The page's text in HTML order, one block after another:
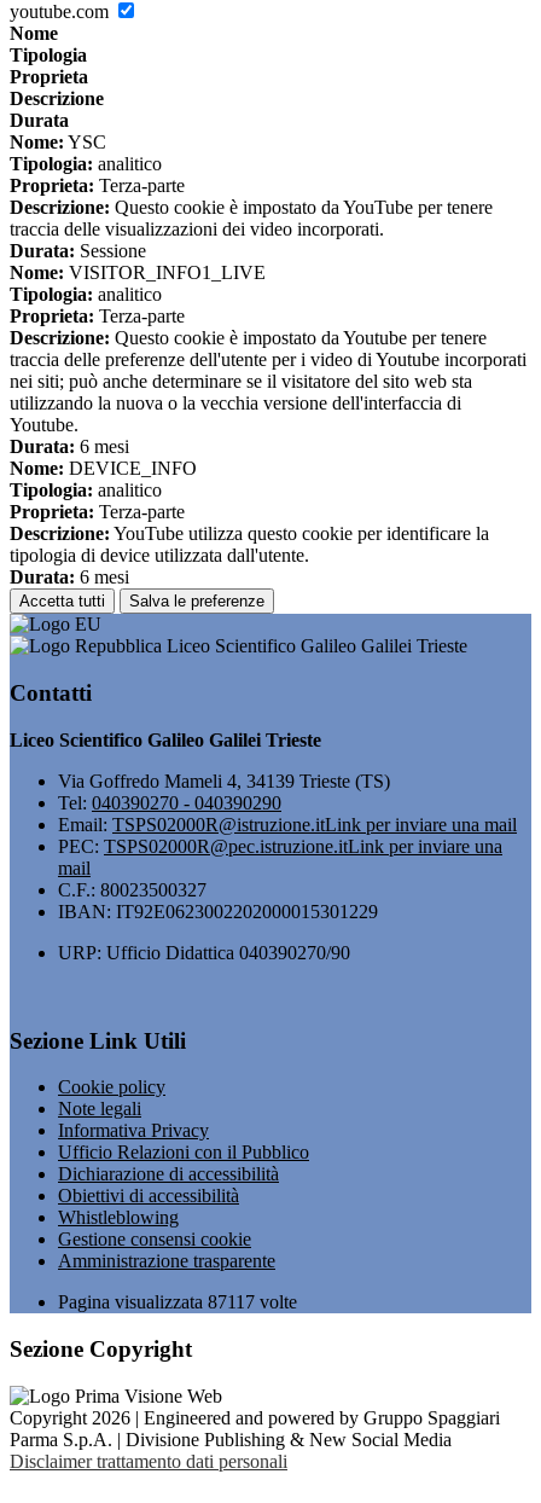
youtube.com
Nome
Tipologia
Proprieta
Descrizione
Durata
Nome: YSC
Tipologia: analitico
Proprieta: Terza-parte
Descrizione: Questo cookie è impostato da YouTube per tenere
traccia delle visualizzazioni dei video incorporati.
Durata: Sessione
Nome: VISITOR_INFO1_LIVE
Tipologia: analitico
Proprieta: Terza-parte
Descrizione: Questo cookie è impostato da Youtube per tenere
traccia delle preferenze dell'utente per i video di Youtube incorporati
nei siti; può anche determinare se il visitatore del sito web sta
utilizzando la nuova o la vecchia versione dell'interfaccia di
Youtube.
Durata: 6 mesi
Nome: DEVICE_INFO
Tipologia: analitico
Proprieta: Terza-parte
Descrizione: YouTube utilizza questo cookie per identificare la
tipologia di device utilizzata dall'utente.
Durata: 6 mesi
Accetta tutti Salva le preferenze
Liceo Scientifico Galileo Galilei Trieste
Contatti
Liceo Scientifico Galileo Galilei Trieste
Via Goffredo Mameli 4, 34139 Trieste (TS)
Tel: 040390270 - 040390290
Email: TSPS02000R@istruzione.itLink per inviare una mail
PEC: TSPS02000R@pec.istruzione.itLink per inviare una
mail
C.F.: 80023500327
IBAN: IT92E0623002202000015301229
URP: Ufficio Didattica 040390270/90
Sezione Link Utili
Cookie policy
Note legali
Informativa Privacy
Ufficio Relazioni con il Pubblico
Dichiarazione di accessibilità
Obiettivi di accessibilità
Whistleblowing
Gestione consensi cookie
Amministrazione trasparente
Pagina visualizzata 87117 volte
Sezione Copyright
Copyright 2026 | Engineered and powered by Gruppo Spaggiari
Parma S.p.A. | Divisione Publishing & New Social Media
Disclaimer trattamento dati personali